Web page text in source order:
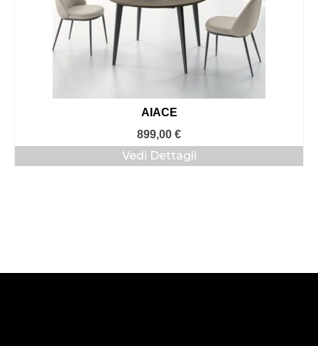
AIACE
899,00 €
Vedi Dettagli